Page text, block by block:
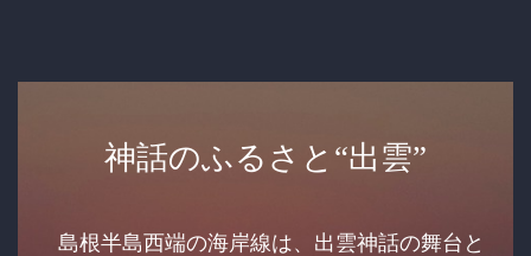
神話のふるさと“出雲”
島根半島西端の海岸線は、出雲神話の舞台と